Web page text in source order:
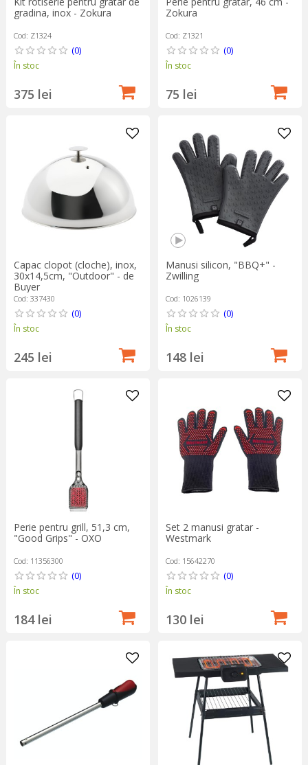
gradina, inox - Zokura
Cod: Z1324
(0)
În stoc
375 lei
Zokura
Cod: Z1321
(0)
În stoc
75 lei
Capac clopot (cloche), inox,
30x14,5cm, "Outdoor" - de
Buyer
Cod: 337430
(0)
În stoc
245 lei
Manusi silicon, "BBQ+" -
Zwilling
Cod: 1026139
(0)
În stoc
148 lei
Perie pentru grill, 51,3 cm,
"Good Grips" - OXO
Cod: 11356300
(0)
În stoc
184 lei
Set 2 manusi gratar -
Westmark
Cod: 15642270
(0)
În stoc
130 lei